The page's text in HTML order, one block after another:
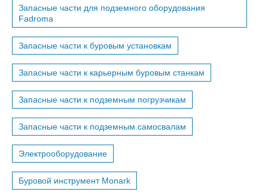
Запасные части для подземного оборудования
Fadroma
Запасные части к буровым установкам
Запасные части к карьерным буровым станкам
Запасные части к подземным погрузчикам
Запасные части к подземным самосвалам
Электрооборудование
Буровой инструмент Monark